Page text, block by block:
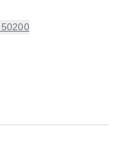
50200